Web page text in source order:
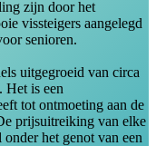
zijn door het
vissteigers aangelegd
senioren.
uitgegroeid van circa
Het is een
tot ontmoeting aan de
prijsuitreiking van elke
het genot van een